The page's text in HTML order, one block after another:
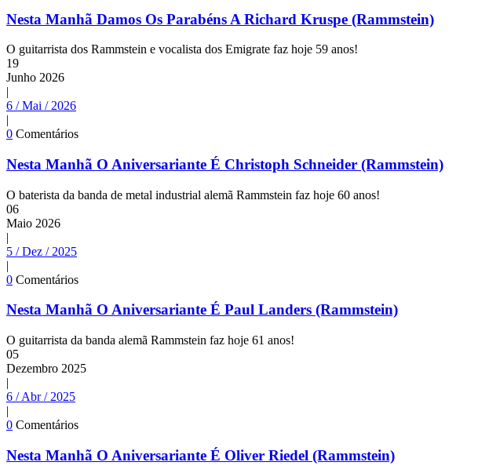
Nesta Manhã Damos Os Parabéns A Richard Kruspe (Rammstein)
O guitarrista dos Rammstein e vocalista dos Emigrate faz hoje 59 anos!
19
Junho 2026
|
6 / Mai / 2026
|
0 Comentários
Nesta Manhã O Aniversariante É Christoph Schneider (Rammstein)
O baterista da banda de metal industrial alemã Rammstein faz hoje 60 anos!
06
Maio 2026
|
5 / Dez / 2025
|
0 Comentários
Nesta Manhã O Aniversariante É Paul Landers (Rammstein)
O guitarrista da banda alemã Rammstein faz hoje 61 anos!
05
Dezembro 2025
|
6 / Abr / 2025
|
0 Comentários
Nesta Manhã O Aniversariante É Oliver Riedel (Rammstein)